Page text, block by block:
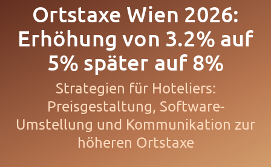
Ortstaxe Wien 2026:
Erhöhung von 3.2% auf
5% später auf 8%
Strategien für Hoteliers:
Preisgestaltung, Software-
Umstellung und Kommunikation zur
höheren Ortstaxe